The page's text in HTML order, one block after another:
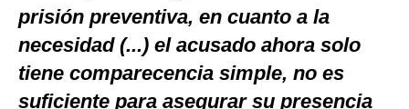
prisión preventiva, en cuanto a la
necesidad (...) el acusado ahora solo
tiene comparecencia simple, no es
suficiente para asegurar su presencia